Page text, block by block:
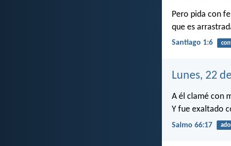
Pero pida con
que es
Santiago 1:6
Lunes, 22
A él clamé con
Y fue exaltado
Salmo 66:17